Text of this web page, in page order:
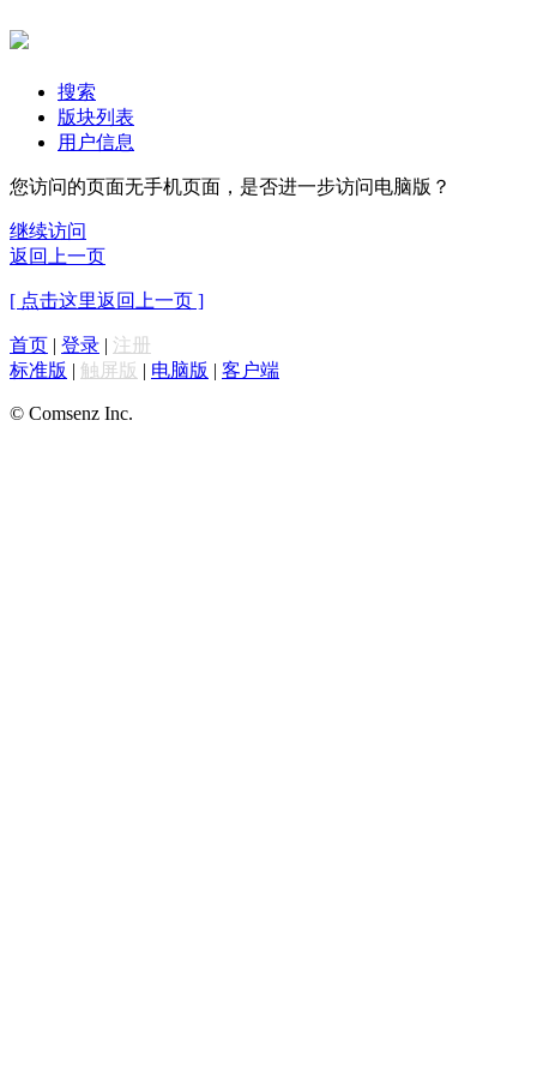
搜索
版块列表
用户信息
您访问的页面无手机页面，是否进一步访问电脑版？
继续访问
返回上一页
[ 点击这里返回上一页 ]
首页 | 登录 | 注册
标准版 | 触屏版 | 电脑版 | 客户端
© Comsenz Inc.